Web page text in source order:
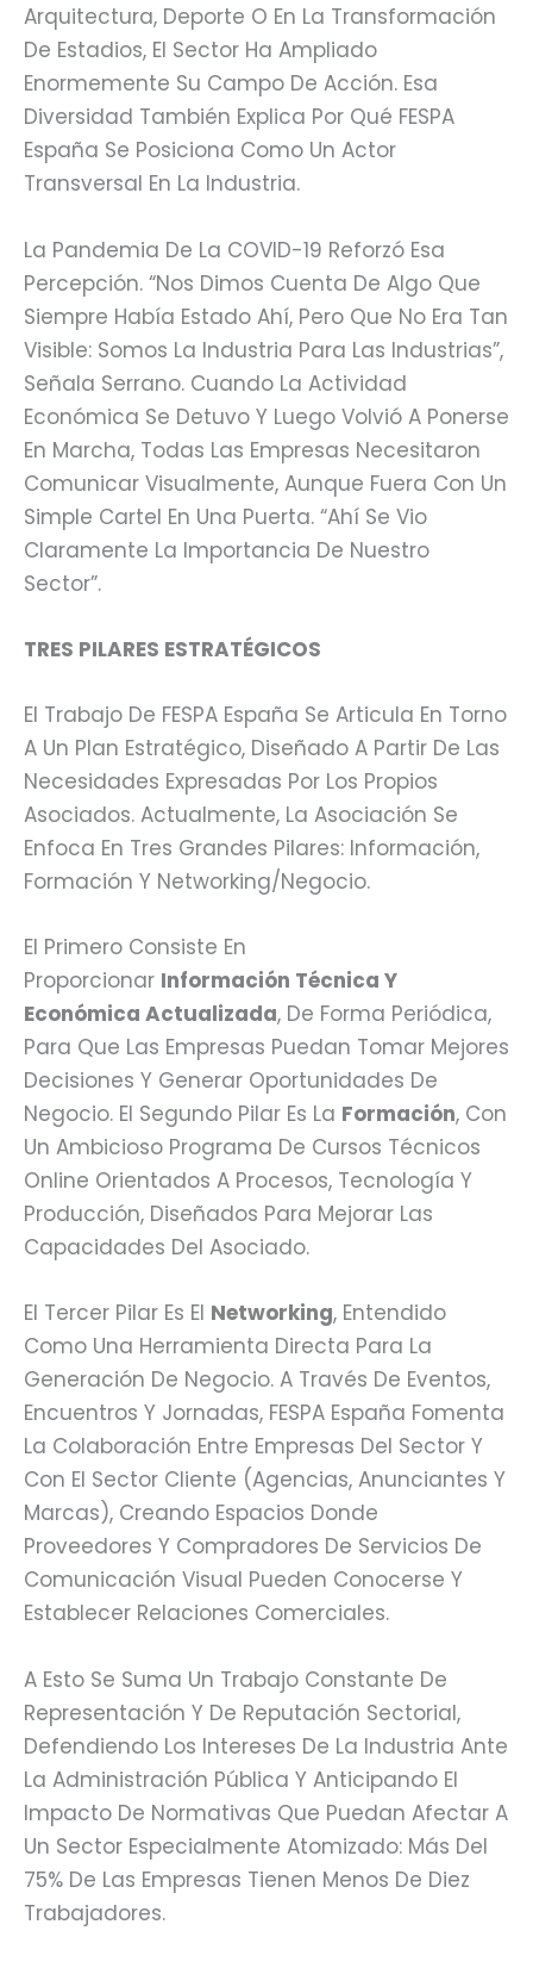
Arquitectura, Deporte O En La Transformación
De Estadios, El Sector Ha Ampliado
Enormemente Su Campo De Acción. Esa
Diversidad También Explica Por Qué FESPA
España Se Posiciona Como Un Actor
Transversal En La Industria.
La Pandemia De La COVID-19 Reforzó Esa
Percepción. “Nos Dimos Cuenta De Algo Que
Siempre Había Estado Ahí, Pero Que No Era Tan
Visible: Somos La Industria Para Las Industrias”,
Señala Serrano. Cuando La Actividad
Económica Se Detuvo Y Luego Volvió A Ponerse
En Marcha, Todas Las Empresas Necesitaron
Comunicar Visualmente, Aunque Fuera Con Un
Simple Cartel En Una Puerta. “Ahí Se Vio
Claramente La Importancia De Nuestro
Sector”.
TRES PILARES ESTRATÉGICOS
El Trabajo De FESPA España Se Articula En Torno
A Un Plan Estratégico, Diseñado A Partir De Las
Necesidades Expresadas Por Los Propios
Asociados. Actualmente, La Asociación Se
Enfoca En Tres Grandes Pilares: Información,
Formación Y Networking/negocio.
El Primero Consiste En
Proporcionar Información Técnica Y
Económica Actualizada, De Forma Periódica,
Para Que Las Empresas Puedan Tomar Mejores
Decisiones Y Generar Oportunidades De
Negocio. El Segundo Pilar Es La Formación, Con
Un Ambicioso Programa De Cursos Técnicos
Online Orientados A Procesos, Tecnología Y
Producción, Diseñados Para Mejorar Las
Capacidades Del Asociado.
El Tercer Pilar Es El Networking, Entendido
Como Una Herramienta Directa Para La
Generación De Negocio. A Través De Eventos,
Encuentros Y Jornadas, FESPA España Fomenta
La Colaboración Entre Empresas Del Sector Y
Con El Sector Cliente (agencias, Anunciantes Y
Marcas), Creando Espacios Donde
Proveedores Y Compradores De Servicios De
Comunicación Visual Pueden Conocerse Y
Establecer Relaciones Comerciales.
A Esto Se Suma Un Trabajo Constante De
Representación Y De Reputación Sectorial,
Defendiendo Los Intereses De La Industria Ante
La Administración Pública Y Anticipando El
Impacto De Normativas Que Puedan Afectar A
Un Sector Especialmente Atomizado: Más Del
75% De Las Empresas Tienen Menos De Diez
Trabajadores.